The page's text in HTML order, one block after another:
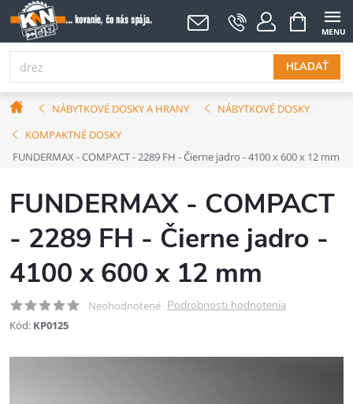
Prejsť
na
obsah
HĽADAŤ
NÁKUPNÝ
KOŠÍK
DomovNÁBYTKOVÉ DOSKY A HRANY
NÁBYTKOVÉ DOSKY
KOMPAKTNÉ DOSKY
FUNDERMAX - COMPACT - 2289 FH - Čierne jadro - 4100 x 600 x 12 mm
FUNDERMAX - COMPACT
- 2289 FH - Čierne jadro -
4100 x 600 x 12 mm
Neohodnotené Podrobnosti hodnotenia
Kód: KP0125